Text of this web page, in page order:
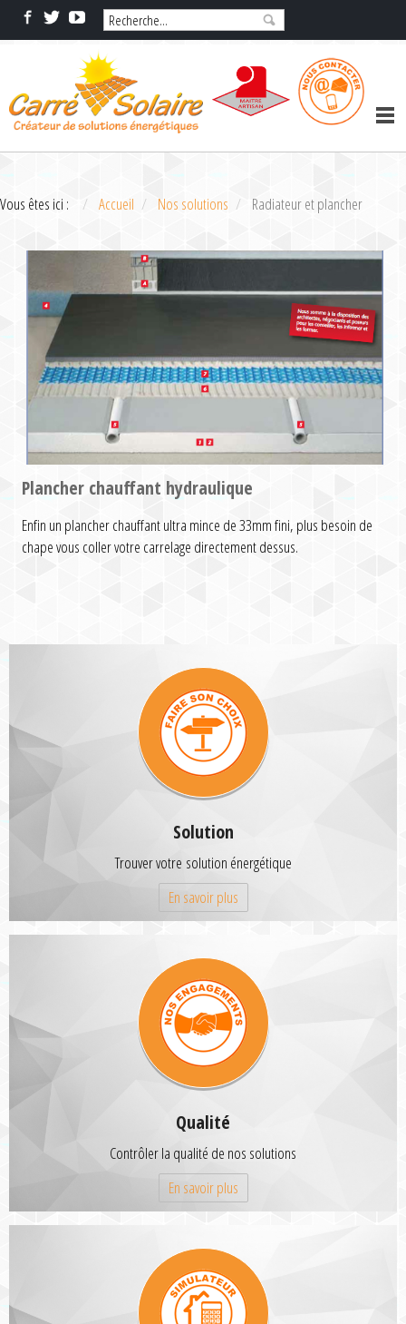
Vous êtes ici : Accueil Nos solutions Radiateur et plancher
Plancher chauffant hydraulique
Enfin un plancher chauffant ultra mince de 33mm fini, plus besoin de
chape vous coller votre carrelage directement dessus.
Solution
Trouver votre solution énergétique
En savoir plus
Qualité
Contrôler la qualité de nos solutions
En savoir plus